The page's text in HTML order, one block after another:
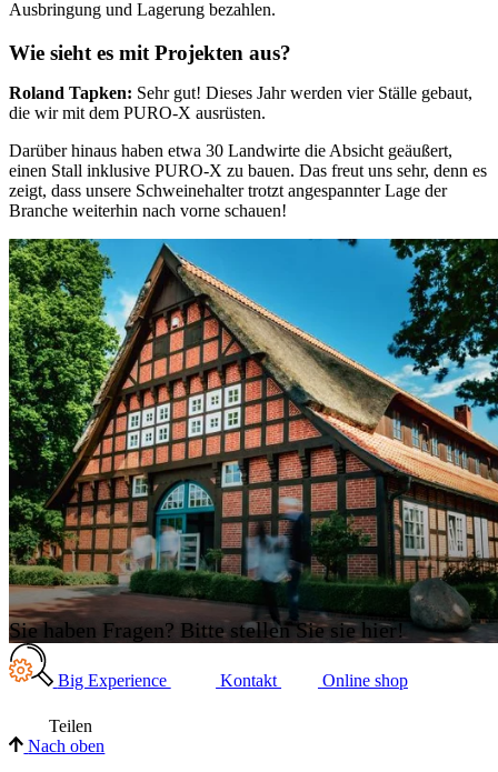
Ausbringung und Lagerung bezahlen.
Wie sieht es mit Projekten aus?
Roland Tapken: Sehr gut! Dieses Jahr werden vier Ställe gebaut,
die wir mit dem PURO-X ausrüsten.
Darüber hinaus haben etwa 30 Landwirte die Absicht geäußert,
einen Stall inklusive PURO-X zu bauen. Das freut uns sehr, denn es
zeigt, dass unsere Schweinehalter trotzt angespannter Lage der
Branche weiterhin nach vorne schauen!
Sie haben Fragen? Bitte stellen Sie sie hier!
Big Experience Kontakt Online shop
Teilen
Nach oben